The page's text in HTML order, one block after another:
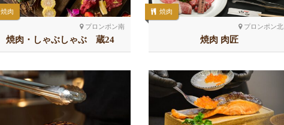
プロンポン南
焼肉
焼肉・しゃぶしゃぶ 蔵24
プロンポン北
焼肉
焼肉 肉匠